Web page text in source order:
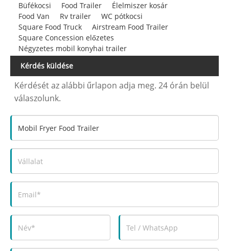
Büfékocsi
Food Trailer
Élelmiszer kosár
Food Van
Rv trailer
WC pótkocsi
Square Food Truck
Airstream Food Trailer
Square Concession előzetes
Négyzetes mobil konyhai trailer
Kérdés küldése
Kérdését az alábbi űrlapon adja meg. 24 órán belül
válaszolunk.